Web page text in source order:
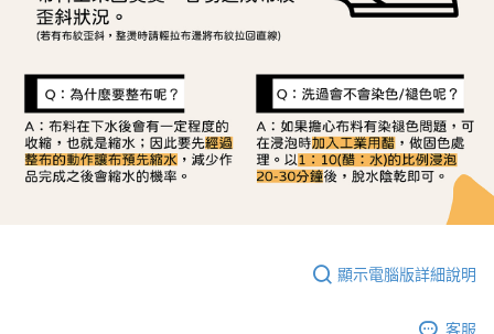
顯示電腦版詳細說明
客服